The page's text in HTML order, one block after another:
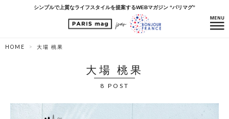
シンプルで上質なライフスタイルを提案するWEBマガジン “パリマグ”
HOME 大場 桃果
大場 桃果
8 POST